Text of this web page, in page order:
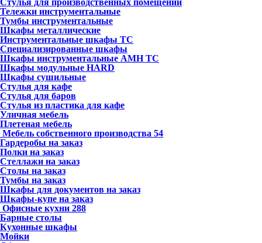
Стулья для производственных помещений
Тележки инструментальные
Тумбы инструментальные
Шкафы металлические
Инструментальные шкафы ТС
Специализированные шкафы
Шкафы инструментальные АМН ТС
Шкафы модульные HARD
Шкафы сушильные
Стулья для кафе
Стулья для баров
Стулья из пластика для кафе
Уличная мебель
Плетеная мебель
Мебель собственного производства 54
Гардеробы на заказ
Полки на заказ
Стеллажи на заказ
Столы на заказ
Тумбы на заказ
Шкафы для документов на заказ
Шкафы-купе на заказ
Офисные кухни 288
Барные столы
Кухонные шкафы
Мойки